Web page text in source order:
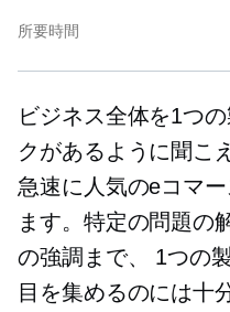
所要時間
ビジネス全体を1つ
クがあるように聞こ
急速に人気のeコマ
ます。特定の問題の
の強調まで、 1つの
目を集めるのには十